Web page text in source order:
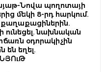
Նովա պողոտայի
մեկի 8-րդ հարկում.
քաղաքացիներին.
ունեցել. նախնական
օդորակիչին
են եղել.